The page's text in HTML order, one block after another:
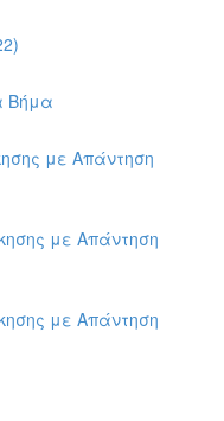
Βήμα
με Απάντηση
με Απάντηση
με Απάντηση